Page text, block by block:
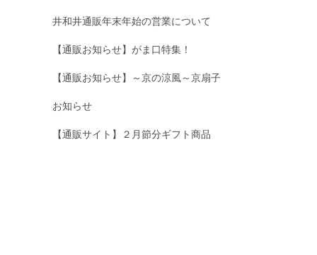
井和井通販年末年始の営業について
【通販お知らせ】がま口特集！
【通販お知らせ】～京の涼風～京扇子
お知らせ
【通販サイト】２月節分ギフト商品